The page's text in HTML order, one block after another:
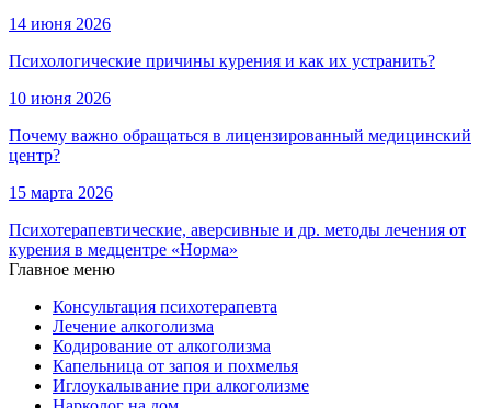
14 июня 2026
Психологические причины курения и как их устранить?
10 июня 2026
Почему важно обращаться в лицензированный медицинский
центр?
15 марта 2026
Психотерапевтические, аверсивные и др. методы лечения от
курения в медцентре «Норма»
Главное меню
Консультация психотерапевта
Лечение алкоголизма
Кодирование от алкоголизма
Капельница от запоя и похмелья
Иглоукалывание при алкоголизме